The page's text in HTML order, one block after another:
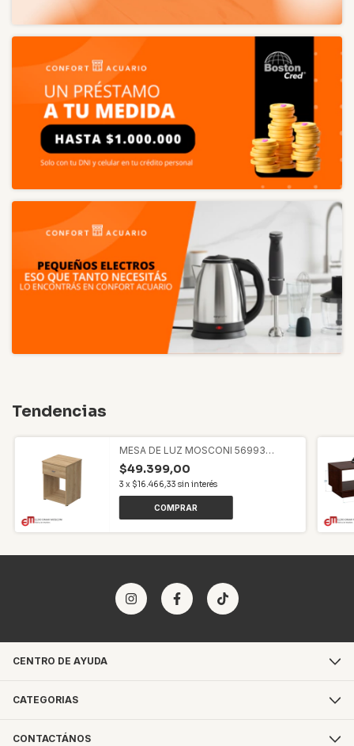
Tendencias
MESA DE LUZ MOSCONI 56993
DAKAR ZERO NEBRASKA NAT.
$49.399,00
3 x $16.466,33 sin interés
CENTRO DE AYUDA
CATEGORIAS
CONTACTÁNOS